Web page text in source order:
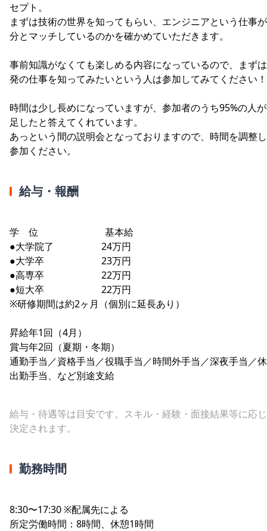
セプト。
まずは技術の世界を知ってもらい、エンジニアという仕事
分とマッチしているのかを確かめていただきます。
事前知識がなくても楽しめる内容になっているので、まず
発の仕事を知ってみたいという人は参加してみてください！
時間は少し長めになっていますが、参加者のうち95%の人
足したと答えてくれています。
あっという間の説明会となっておりますので、時間を調整
参加ください。
給与・報酬
学 位 基本給
●大学院了 24万円
●大学卒 23万円
●高専卒 22万円
●短大卒 22万円
※研修期間は約2ヶ月（個別に延長あり）
昇給年1回（4月）
賞与年2回（夏期・冬期）
通勤手当／資格手当／役職手当／時間外手当／深夜手当／
出勤手当、など別途支給
給与・待遇等は目安です。スキル・経験・面接結果等に応
決定されます。
勤務時間
8:30〜17:30 ※配属先による
所定労働時間：8時間、休憩1時間